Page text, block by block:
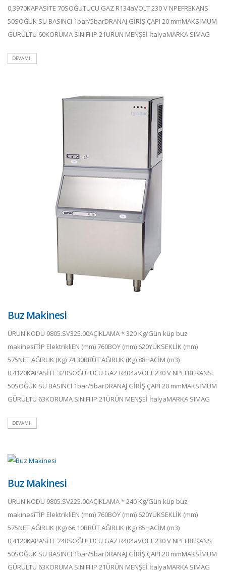
0,3970KAPASİTE 70SOĞUTUCU GAZ R134aVOLT 230 V NPEFREKANS
50SOĞUK SU BASINCI 1bar/5barDRANAJ GİRİŞ ÇAPI 20 mmMAKSİMUM
GÜRÜLTÜ 60KORUMA SINIFI IP 21ÜRÜN MENŞEİ İtalyaMARKA SIMAG
DEVAMI..
Buz Makinesi
ÜRÜN KODU 9805.SV325.00AÇIKLAMA * 320 Kg/Gün küp buz
makinesiTİP ElektrikliEN (mm) 760BOY (mm) 620YÜKSEKLİK (mm)
575NET AĞIRLIK (Kg) 74,30BRÜT AĞIRLIK (Kg) 88HACİM (m3)
0,4120KAPASİTE 320SOĞUTUCU GAZ R404aVOLT 230 V NPEFREKANS
50SOĞUK SU BASINCI 1bar/5barDRANAJ GİRİŞ ÇAPI 20 mmMAKSİMUM
GÜRÜLTÜ 63KORUMA SINIFI IP 21ÜRÜN MENŞEİ İtalyaMARKA SIMAG
DEVAMI..
Buz Makinesi
ÜRÜN KODU 9805.SV225.00AÇIKLAMA * 240 Kg/Gün küp buz
makinesiTİP ElektrikliEN (mm) 760BOY (mm) 620YÜKSEKLİK (mm)
575NET AĞIRLIK (Kg) 66,10BRÜT AĞIRLIK (Kg) 85HACİM (m3)
0,4120KAPASİTE 240SOĞUTUCU GAZ R404aVOLT 230 V NPEFREKANS
50SOĞUK SU BASINCI 1bar/5barDRANAJ GİRİŞ ÇAPI 20 mmMAKSİMUM
GÜRÜLTÜ 63KORUMA SINIFI IP 21ÜRÜN MENŞEİ İtalyaMARKA SIMAG